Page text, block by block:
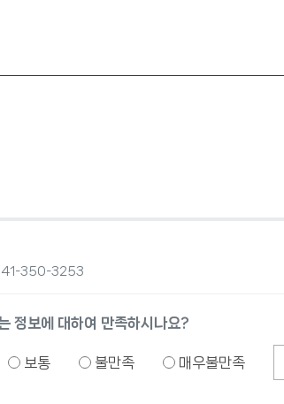
350-3253
정보에 대하여 만족하시나요?
보통 불만족 매우불만족